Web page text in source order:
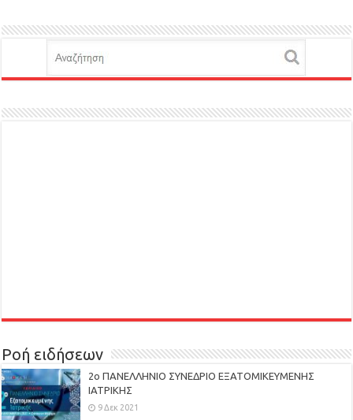
Ροή ειδήσεων
2ο ΠΑΝΕΛΛΗΝΙΟ ΣΥΝΕΔΡΙΟ ΕΞΑΤΟΜΙΚΕΥΜΕΝΗΣ
ΙΑΤΡΙΚΗΣ
9 Δεκ 2021